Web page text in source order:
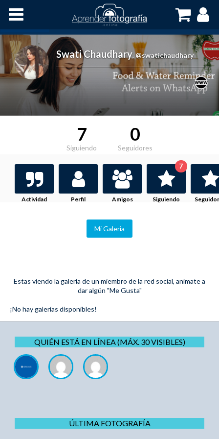
Cursos OnLine
Swati Chaudhary, @swatichaudhary
7
Siguiendo
0
Seguidores
Actividad Perfil Amigos Siguiendo
7
Mi Galeria
Estas viendo la galería de un miembro de la red social, anímate a
dar algún "Me Gusta"
¡No hay galerías disponibles!
QUIÉN ESTÁ EN LÍNEA (MÁX. 30 VISIBLES)
ÚLTIMA FOTOGRAFÍA